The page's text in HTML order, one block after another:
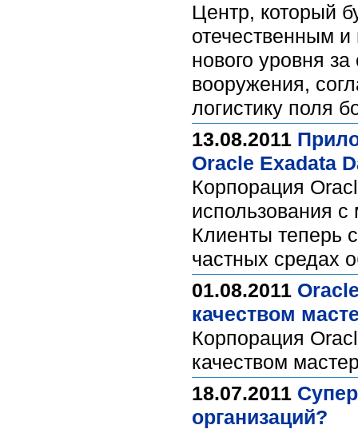
Центр, который
отечественным и
нового уровня
вооружения,
логистику поля
13.08.2011
Oracle Exadata
Корпорация
использования
Клиенты теперь
частных средах
01.08.2011
качеством
Корпорация
качеством
18.07.2011
организаций?